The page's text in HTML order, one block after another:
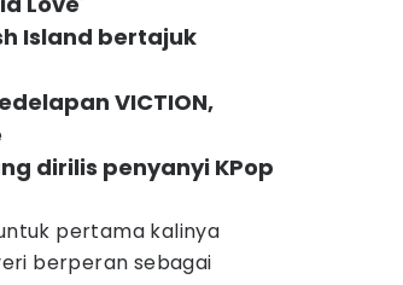
Island bertajuk
VICTION,
dirilis penyanyi KPop
pertama kalinya
berperan sebagai